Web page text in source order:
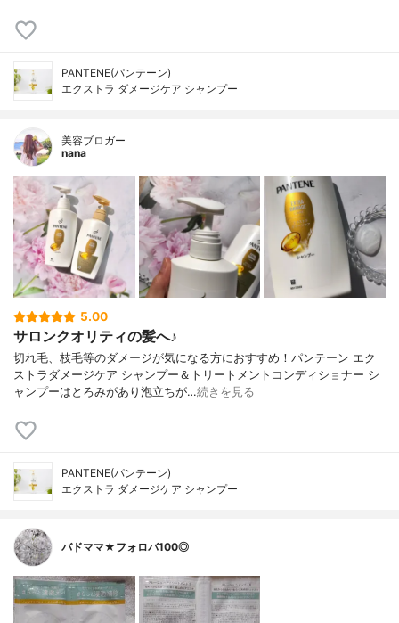
PANTENE(パンテーン)
エクストラ ダメージケア シャンプー
美容ブロガー
nana
5.00
サロンクオリティの髪へ♪
切れ毛、枝毛等のダメージが気になる方におすすめ！パンテーン エク
ストラダメージケア シャンプー＆トリートメントコンディショナー シ
ャンプーはとろみがあり泡立ちが…続きを見る
PANTENE(パンテーン)
エクストラ ダメージケア シャンプー
バドママ★フォロバ100◎